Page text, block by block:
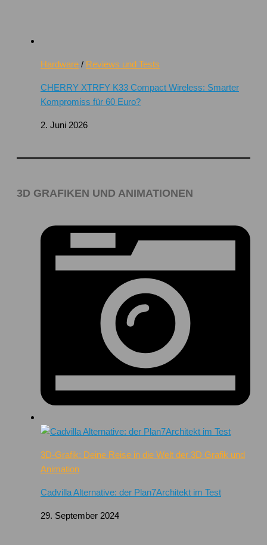
Hardware / Reviews und Tests
CHERRY XTRFY K33 Compact Wireless: Smarter
Kompromiss für 60 Euro?
2. Juni 2026
3D GRAFIKEN UND ANIMATIONEN
3D-Grafik: Deine Reise in die Welt der 3D Grafik und
Animation
Cadvilla Alternative: der Plan7Architekt im Test
29. September 2024